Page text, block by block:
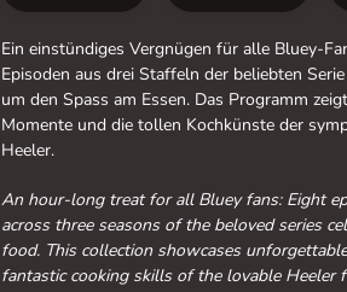
Ein einstündiges Vergnügen für alle Bluey-
Episoden aus drei Staffeln der beliebten
um den Spass am Essen. Das Programm
Momente und die tollen Kochkünste der
Heeler.
An hour-long treat for all Bluey fans: Eight
across three seasons of the beloved series
food. This collection showcases
fantastic cooking skills of the lovable Heeler